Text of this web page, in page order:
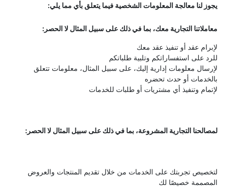
يجوز لنا معالجة المعلومات الشخصية فيما يتعلق بأي مما يلي:
معاملاتنا التجارية معك، بما في ذلك على سبيل المثال لا الحصر:
لإبرام عقد أو تنفيذ عقد معك
للرد على استفساراتكم وتلبية طلباتكم
لإرسال معلومات إدارية إليك، على سبيل المثال، معلومات تتعلق
بالخدمات أو حدث تحضره
لإتمام وتنفيذ أي مشتريات أو طلبات للخدمات
لمصالحنا التجارية المشروعة، بما في ذلك على سبيل المثال لا الحصر:
لتخصيص تجربتك على الخدمات من خلال تقديم المنتجات والعروض
المصممة خصيصًا لك